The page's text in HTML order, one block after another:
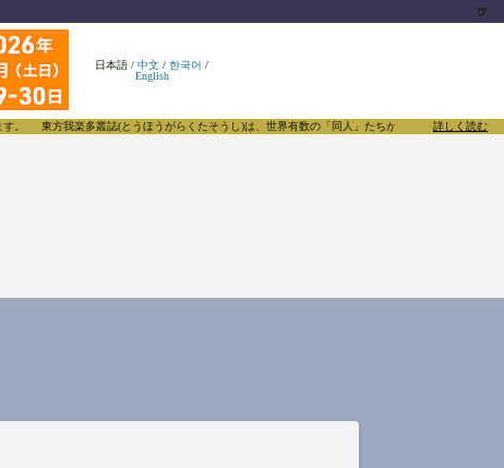
🍺
日本語 /中文 /한국어 /
English
東方我楽多叢誌(とうほうがらくたそうし)は、世界有数の「同人」たちがあふれる東方Projectにつ
詳しく読む